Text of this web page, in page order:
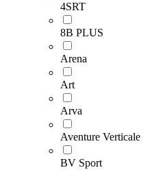
4SRT
8B PLUS
Arena
Art
Arva
Aventure Verticale
BV Sport